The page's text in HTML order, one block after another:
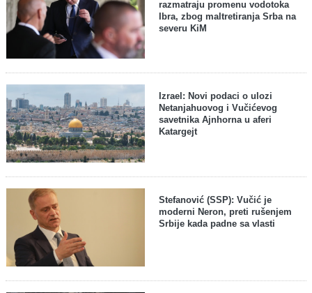
razmatraju promenu vodotoka
Ibra, zbog maltretiranja Srba na
severu KiM
Izrael: Novi podaci o ulozi
Netanjahuovog i Vučićevog
savetnika Ajnhorna u aferi
Katargejt
Stefanović (SSP): Vučić je
moderni Neron, preti rušenjem
Srbije kada padne sa vlasti